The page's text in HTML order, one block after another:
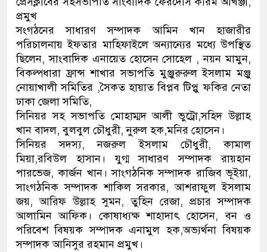
প্রমুখ
সংগঠনের সাধারণ সম্পাদক আমিন খান হাজারীর
পরিচালনায় ইফতার মাহিফাইলে অন্যান্যের মধ্যে উপস্থিত
ছিলেন, সাংবাদিক এনায়েত হোসেন সোহেল , নয়ন মামুন,
বিকল্পধারা ফ্রান্স শাখার সভাপতি মুঞ্জুরুরুল ইসলাম মঞ্জু
নোয়াখালী সমিতির ,সৈকত হায়াত বিপ্লব টিপ্লু ফকির নেতা
ঢাকা জেলা সমিতি,
সিনিয়র সহ সভাপতি মোহাম্মদ আলী ভুট্রো,সহিদ উল্লাহ
খান বাদল, বুলবুল চৌধুরী, নুরুল হক,মনির হোসেন।
সিনিয়র সদস্য, নজরুল ইসলাম চৌধুরী, কামাল
মিয়া,রবিউল হাসান। যুগ্ম সাধারণ সম্পাদক রায়হান
পারভেজ, কার্জন খান। সাংগঠনিক সম্পাদক রাজিব ভূইয়া,
সাংগঠনিক সম্পাদক শাকিল সরকার, আশরাফুল ইসলাম
জয়, আরিফ উল্লাহ সুমন, তুহিন রেজা, প্রচার সম্পাদক
আলামিন আফিক। কোষাধ্যক্ষ শাহাদাৎ হোসেন, বন ও
পরিবেশ বিষয়ক সম্পাদক এনামুল হক,অভ্যর্থনা বিষয়ক
সম্পাদক আনিসুর রহমান প্রমুখ।